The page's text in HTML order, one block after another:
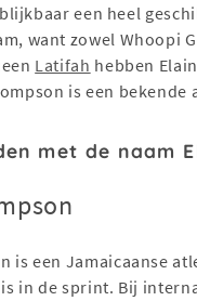
een heel
want zowel Whoopi
Latifah hebben
is een bekende
met de naam
is een Jamaicaanse
in de sprint. Bij